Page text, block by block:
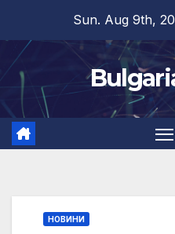
content
Sun. Aug 9th,
НОВИНИ